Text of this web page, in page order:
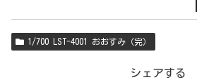
1/700 LST-4001 おおすみ（完）
シェアする